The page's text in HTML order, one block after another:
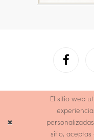
El sitio web
sitio,